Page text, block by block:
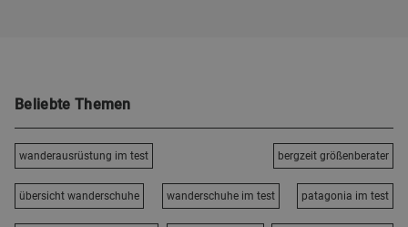
Beliebte Themen
wanderausrüstung im test bergzeit größenberater
übersicht wanderschuhe wanderschuhe im test patagonia im test